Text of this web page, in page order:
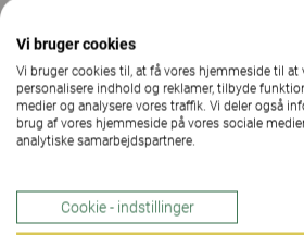
Vi bruger cookies
Vi bruger cookies til, at få vores hjemmeside til at
personalisere indhold og reklamer, tilbyde
medier og analysere vores traffik. Vi deler også
brug af vores hjemmeside på vores sociale
analytiske samarbejdspartnere.
Cookie - indstillinger